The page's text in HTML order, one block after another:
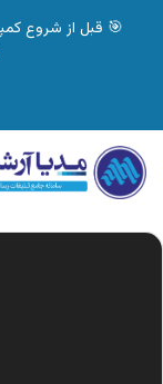
نمایشگر
ویدیو